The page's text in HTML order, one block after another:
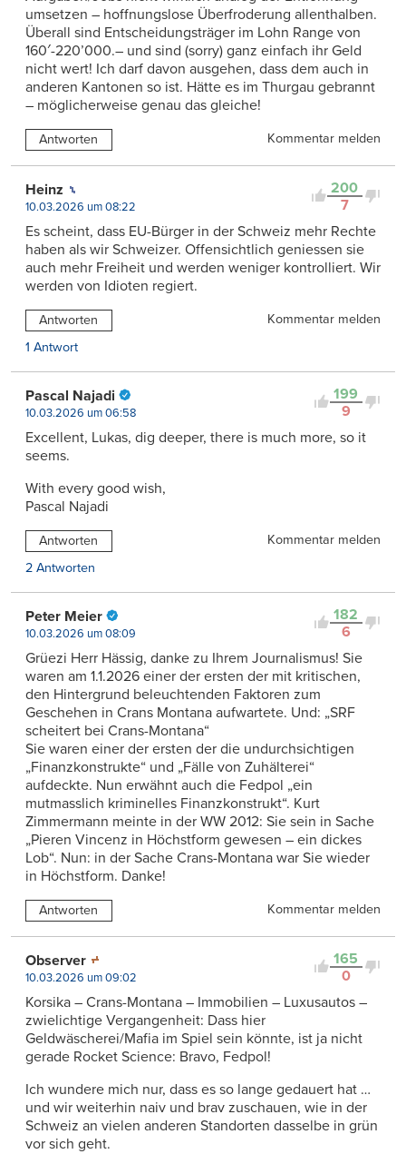
umsetzen – hoffnungslose Überfroderung allenthalben.
Überall sind Entscheidungsträger im Lohn Range von
160′-220’000.– und sind (sorry) ganz einfach ihr Geld
nicht wert! Ich darf davon ausgehen, dass dem auch in
anderen Kantonen so ist. Hätte es im Thurgau gebrannt
– möglicherweise genau das gleiche!
Antworten Kommentar melden
200
7
Heinz
10.03.2026 um 08:22
Es scheint, dass EU-Bürger in der Schweiz mehr Rechte
haben als wir Schweizer. Offensichtlich geniessen sie
auch mehr Freiheit und werden weniger kontrolliert. Wir
werden von Idioten regiert.
Antworten
Kommentar melden
1 Antwort
199
9
Pascal Najadi
10.03.2026 um 06:58
Excellent, Lukas, dig deeper, there is much more, so it
seems.
With every good wish,
Pascal Najadi
Antworten
Kommentar melden
2 Antworten
182
6
Peter Meier
10.03.2026 um 08:09
Grüezi Herr Hässig, danke zu Ihrem Journalismus! Sie
waren am 1.1.2026 einer der ersten der mit kritischen,
den Hintergrund beleuchtenden Faktoren zum
Geschehen in Crans Montana aufwartete. Und: „SRF
scheitert bei Crans-Montana“
Sie waren einer der ersten der die undurchsichtigen
„Finanzkonstrukte“ und „Fälle von Zuhälterei“
aufdeckte. Nun erwähnt auch die Fedpol „ein
mutmasslich kriminelles Finanzkonstrukt“. Kurt
Zimmermann meinte in der WW 2012: Sie sein in Sache
„Pieren Vincenz in Höchstform gewesen – ein dickes
Lob“. Nun: in der Sache Crans-Montana war Sie wieder
in Höchstform. Danke!
Antworten Kommentar melden
165
0
Observer
10.03.2026 um 09:02
Korsika – Crans-Montana – Immobilien – Luxusautos –
zwielichtige Vergangenheit: Dass hier
Geldwäscherei/Mafia im Spiel sein könnte, ist ja nicht
gerade Rocket Science: Bravo, Fedpol!
Ich wundere mich nur, dass es so lange gedauert hat …
und wir weiterhin naiv und brav zuschauen, wie in der
Schweiz an vielen anderen Standorten dasselbe in grün
vor sich geht.